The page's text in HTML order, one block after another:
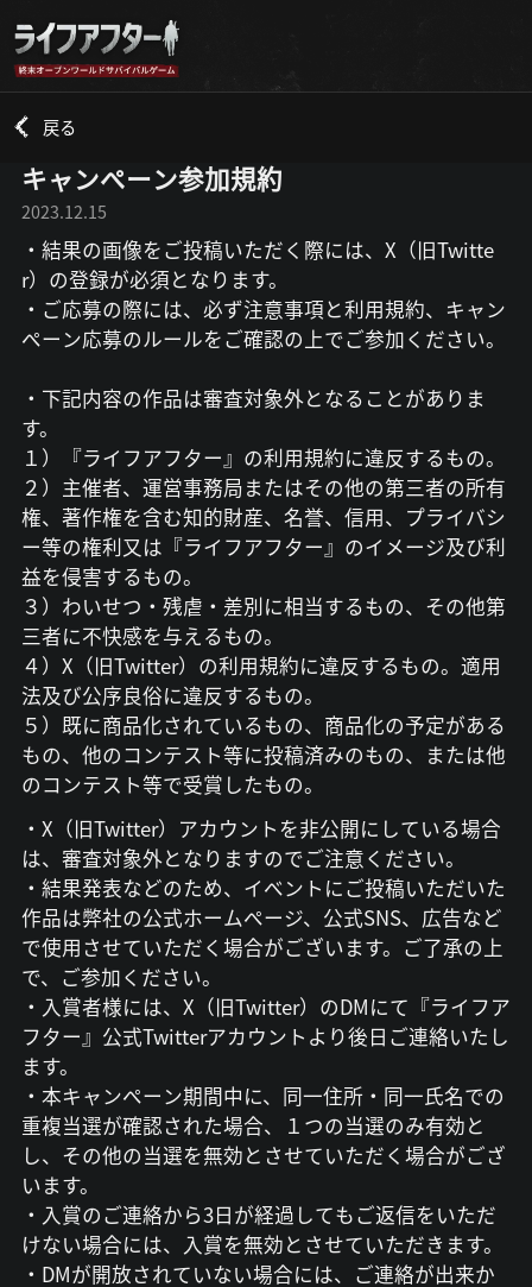
戻る
キャンペーン参加規約
2023.12.15
・結果の画像をご投稿いただく際には、X（旧Twitte
r）の登録が必須となります。
・ご応募の際には、必ず注意事項と利用規約、キャン
ペーン応募のルールをご確認の上でご参加ください。
・下記内容の作品は審査対象外となることがありま
す。
１）『ライフアフター』の利用規約に違反するもの。
２）主催者、運営事務局またはその他の第三者の所有
権、著作権を含む知的財産、名誉、信用、プライバシ
ー等の権利又は『ライフアフター』のイメージ及び利
益を侵害するもの。
３）わいせつ・残虐・差別に相当するもの、その他第
三者に不快感を与えるもの。
４）X（旧Twitter）の利用規約に違反するもの。適用
法及び公序良俗に違反するもの。
５）既に商品化されているもの、商品化の予定がある
もの、他のコンテスト等に投稿済みのもの、または他
のコンテスト等で受賞したもの。
・X（旧Twitter）アカウントを非公開にしている場合
は、審査対象外となりますのでご注意ください。
・結果発表などのため、イベントにご投稿いただいた
作品は弊社の公式ホームページ、公式SNS、広告など
で使用させていただく場合がございます。ご了承の上
で、ご参加ください。
・入賞者様には、X（旧Twitter）のDMにて『ライフア
フター』公式Twitterアカウントより後日ご連絡いたし
ます。
・本キャンペーン期間中に、同一住所・同一氏名での
重複当選が確認された場合、１つの当選のみ有効と
し、その他の当選を無効とさせていただく場合がござ
います。
・入賞のご連絡から3日が経過してもご返信をいただ
けない場合には、入賞を無効とさせていただきます。
・DMが開放されていない場合には、ご連絡が出来か